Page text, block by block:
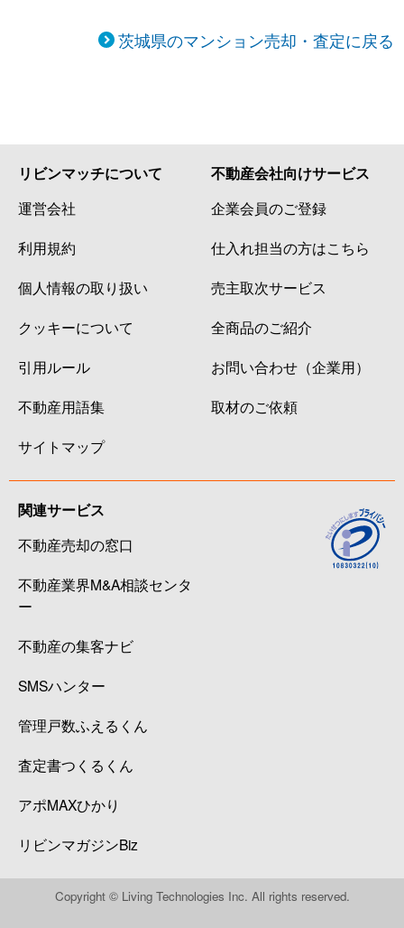
茨城県のマンション売却・査定に戻る
リビンマッチについて
運営会社
利用規約
個人情報の取り扱い
クッキーについて
引用ルール
不動産用語集
サイトマップ
不動産会社向けサービス
企業会員のご登録
仕入れ担当の方はこちら
売主取次サービス
全商品のご紹介
お問い合わせ（企業用）
取材のご依頼
関連サービス
不動産売却の窓口
不動産業界M&A相談センタ
ー
不動産の集客ナビ
SMSハンター
管理戸数ふえるくん
査定書つくるくん
アポMAXひかり
リビンマガジンBiz
Copyright © Living Technologies Inc. All rights reserved.